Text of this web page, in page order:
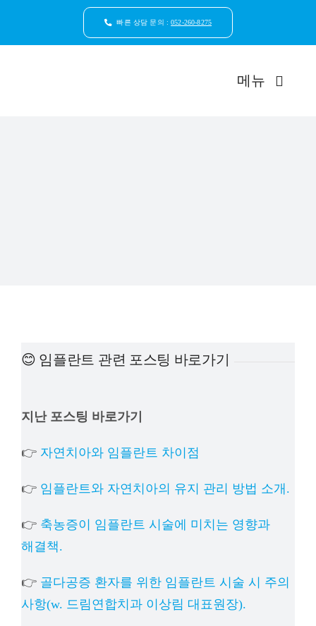
빠른 상담 문의 :052-260-8275
메뉴
😊 임플란트 관련 포스팅 바로가기
지난 포스팅 바로가기
👉 자연치아와 임플란트 차이점
👉 임플란트와 자연치아의 유지 관리 방법 소개.
👉 축농증이 임플란트 시술에 미치는 영향과
해결책.
👉 골다공증 환자를 위한 임플란트 시술 시 주의
사항(w. 드림연합치과 이상림 대표원장).